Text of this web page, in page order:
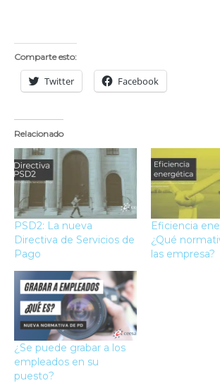
Comparte esto:
Twitter Facebook
Relacionado
PSD2: La nueva
Directiva de Servicios de
Pago
Eficiencia
¿Qué
las empresa?
¿Se puede grabar a los
empleados en su
puesto?